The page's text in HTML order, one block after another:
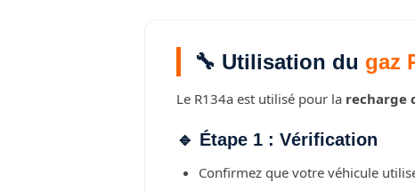
🔧 Utilisation du gaz
Le R134a est utilisé pour la recharge
🔹 Étape 1 : Vérification
Confirmez que votre véhicule